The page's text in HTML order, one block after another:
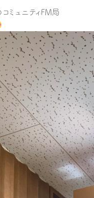
ミュニティFM局